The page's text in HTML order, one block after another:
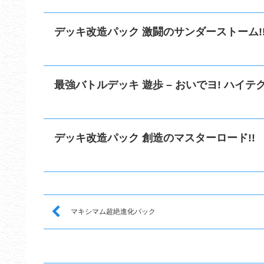
デッキ改造パック 激闘のサンダーストーム
最強バトルデッキ 遊歩 – おいでヨ! ハイテ
デッキ改造パック 創造のマスターロード!!
マキシマム超絶進化パック